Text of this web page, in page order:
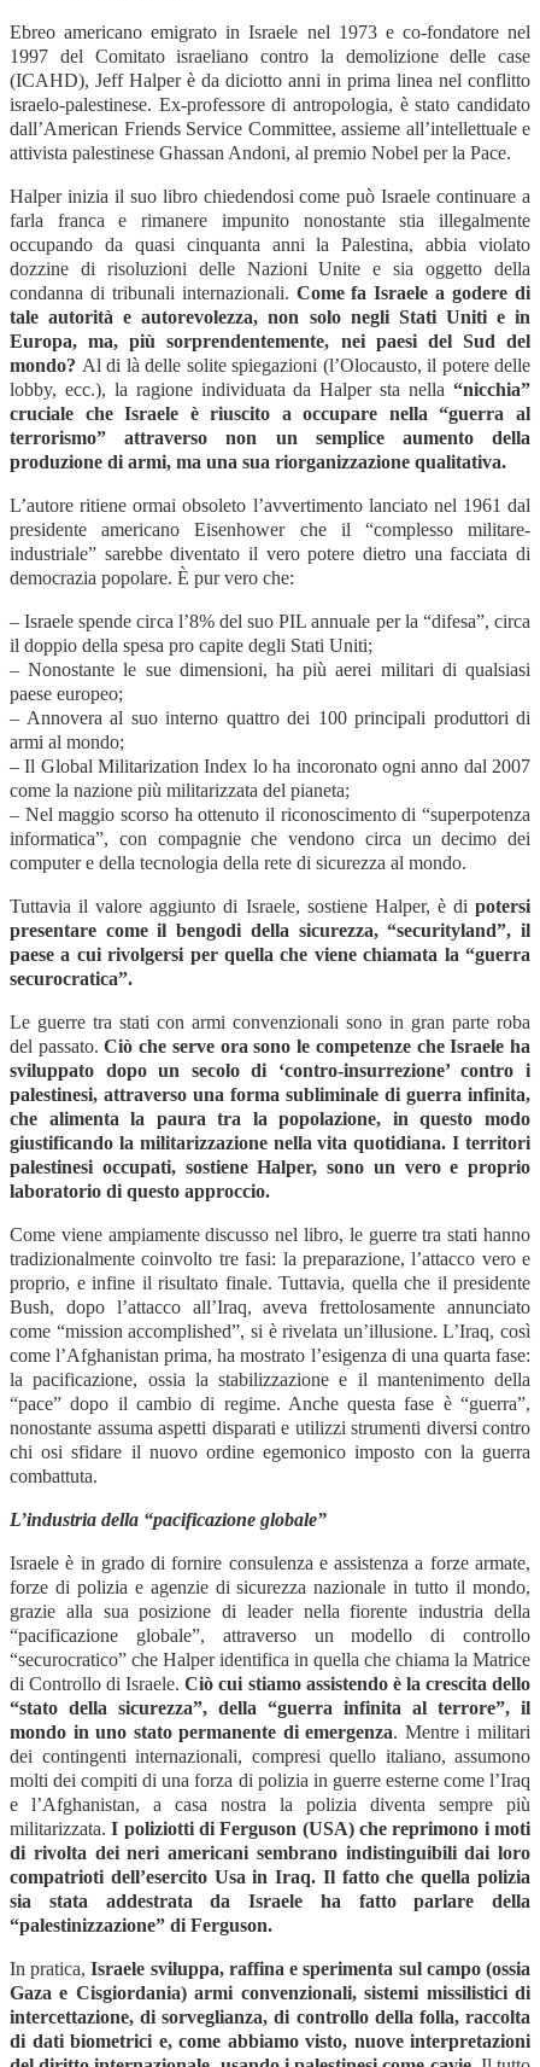
Ebreo americano emigrato in Israele nel 1973 e co-fondatore nel
1997 del Comitato israeliano contro la demolizione delle case
(ICAHD), Jeff Halper è da diciotto anni in prima linea nel conflitto
israelo-palestinese. Ex-professore di antropologia, è stato candidato
dall’American Friends Service Committee, assieme all’intellettuale e
attivista palestinese Ghassan Andoni, al premio Nobel per la Pace.
Halper inizia il suo libro chiedendosi come può Israele continuare a
farla franca e rimanere impunito nonostante stia illegalmente
occupando da quasi cinquanta anni la Palestina, abbia violato
dozzine di risoluzioni delle Nazioni Unite e sia oggetto della
condanna di tribunali internazionali. Come fa Israele a godere di
tale autorità e autorevolezza, non solo negli Stati Uniti e in
Europa, ma, più sorprendentemente, nei paesi del Sud del
mondo? Al di là delle solite spiegazioni (l’Olocausto, il potere delle
lobby, ecc.), la ragione individuata da Halper sta nella “nicchia”
cruciale che Israele è riuscito a occupare nella “guerra al
terrorismo” attraverso non un semplice aumento della
produzione di armi, ma una sua riorganizzazione qualitativa.
L’autore ritiene ormai obsoleto l’avvertimento lanciato nel 1961 dal
presidente americano Eisenhower che il “complesso militare-
industriale” sarebbe diventato il vero potere dietro una facciata di
democrazia popolare. È pur vero che:
– Israele spende circa l’8% del suo PIL annuale per la “difesa”, circa
il doppio della spesa pro capite degli Stati Uniti;
– Nonostante le sue dimensioni, ha più aerei militari di qualsiasi
paese europeo;
– Annovera al suo interno quattro dei 100 principali produttori di
armi al mondo;
– Il Global Militarization Index lo ha incoronato ogni anno dal 2007
come la nazione più militarizzata del pianeta;
– Nel maggio scorso ha ottenuto il riconoscimento di “superpotenza
informatica”, con compagnie che vendono circa un decimo dei
computer e della tecnologia della rete di sicurezza al mondo.
Tuttavia il valore aggiunto di Israele, sostiene Halper, è di potersi
presentare come il bengodi della sicurezza, “securityland”, il
paese a cui rivolgersi per quella che viene chiamata la “guerra
securocratica”.
Le guerre tra stati con armi convenzionali sono in gran parte roba
del passato.Ciò che serve ora sono le competenze che Israele ha
sviluppato dopo un secolo di ‘contro-insurrezione’ contro i
palestinesi, attraverso una forma subliminale di guerra infinita,
che alimenta la paura tra la popolazione, in questo modo
giustificando la militarizzazione nella vita quotidiana. I territori
palestinesi occupati, sostiene Halper, sono un vero e proprio
laboratorio di questo approccio.
Come viene ampiamente discusso nel libro, le guerre tra stati hanno
tradizionalmente coinvolto tre fasi: la preparazione, l’attacco vero e
proprio, e infine il risultato finale. Tuttavia, quella che il presidente
Bush, dopo l’attacco all’Iraq, aveva frettolosamente annunciato
come “mission accomplished”, si è rivelata un’illusione. L’Iraq, così
come l’Afghanistan prima, ha mostrato l’esigenza di una quarta fase:
la pacificazione, ossia la stabilizzazione e il mantenimento della
“pace” dopo il cambio di regime. Anche questa fase è “guerra”,
nonostante assuma aspetti disparati e utilizzi strumenti diversi contro
chi osi sfidare il nuovo ordine egemonico imposto con la guerra
combattuta.
L’industria della “pacificazione globale”
Israele è in grado di fornire consulenza e assistenza a forze armate,
forze di polizia e agenzie di sicurezza nazionale in tutto il mondo,
grazie alla sua posizione di leader nella fiorente industria della
“pacificazione globale”, attraverso un modello di controllo
“securocratico” che Halper identifica in quella che chiama la Matrice
di Controllo di Israele.Ciò cui stiamo assistendo è la crescita dello
“stato della sicurezza”, della “guerra infinita al terrore”, il
mondo in uno stato permanente di emergenza. Mentre i militari
dei contingenti internazionali, compresi quello italiano, assumono
molti dei compiti di una forza di polizia in guerre esterne come l’Iraq
e l’Afghanistan, a casa nostra la polizia diventa sempre più
militarizzata.I poliziotti di Ferguson (USA) che reprimono i moti
di rivolta dei neri americani sembrano indistinguibili dai loro
compatrioti dell’esercito Usa in Iraq. Il fatto che quella polizia
sia stata addestrata da Israele ha fatto parlare della
“palestinizzazione” di Ferguson.
In pratica,Israele sviluppa, raffina e sperimenta sul campo (ossia
Gaza e Cisgiordania) armi convenzionali, sistemi missilistici di
intercettazione, di sorveglianza, di controllo della folla, raccolta
di dati biometrici e, come abbiamo visto, nuove interpretazioni